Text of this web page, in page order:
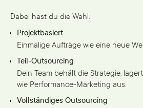
Dabei hast du die Wahl:
Projektbasiert
Einmalige Aufträge wie eine neue
Teil-Outsourcing
Dein Team behält die Strategie,
wie Performance-Marketing aus.
Vollständiges Outsourcing